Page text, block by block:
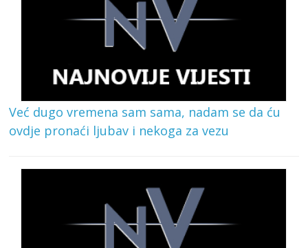
Već dugo vremena sam sama, nadam se da ću
ovdje pronaći ljubav i nekoga za vezu